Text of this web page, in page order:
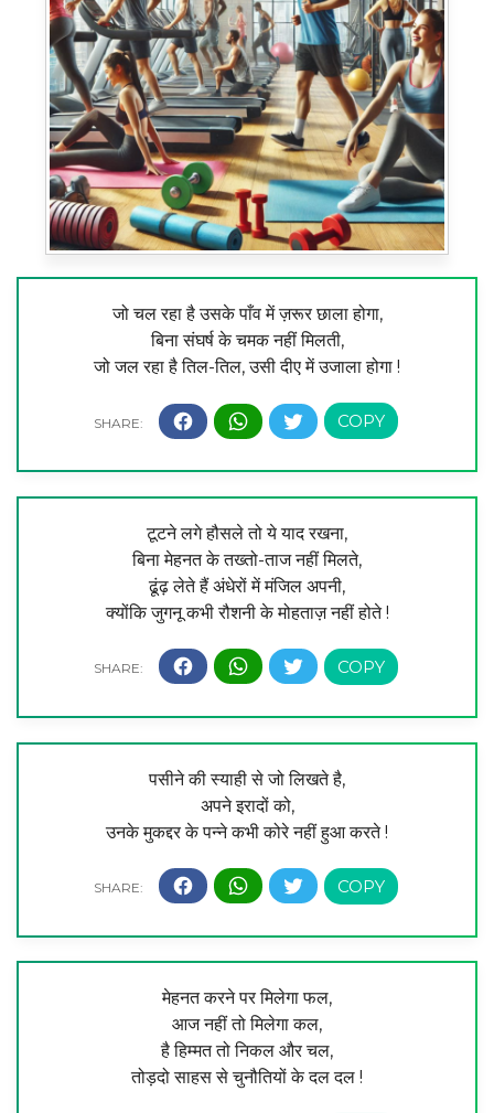
जो चल रहा है उसके पाँव में ज़रूर छाला होगा,
बिना संघर्ष के चमक नहीं मिलती,
जो जल रहा है तिल-तिल, उसी दीए में उजाला होगा !
टूटने लगे हौसले तो ये याद रखना,
बिना मेहनत के तख्तो-ताज नहीं मिलते,
ढूंढ़ लेते हैं अंधेरों में मंजिल अपनी,
क्योंकि जुगनू कभी रौशनी के मोहताज़ नहीं होते !
पसीने की स्याही से जो लिखते है,
अपने इरादों को,
उनके मुकद्दर के पन्ने कभी कोरे नहीं हुआ करते !
मेहनत करने पर मिलेगा फल,
आज नहीं तो मिलेगा कल,
है हिम्मत तो निकल और चल,
तोड़दो साहस से चुनौतियों के दल दल !